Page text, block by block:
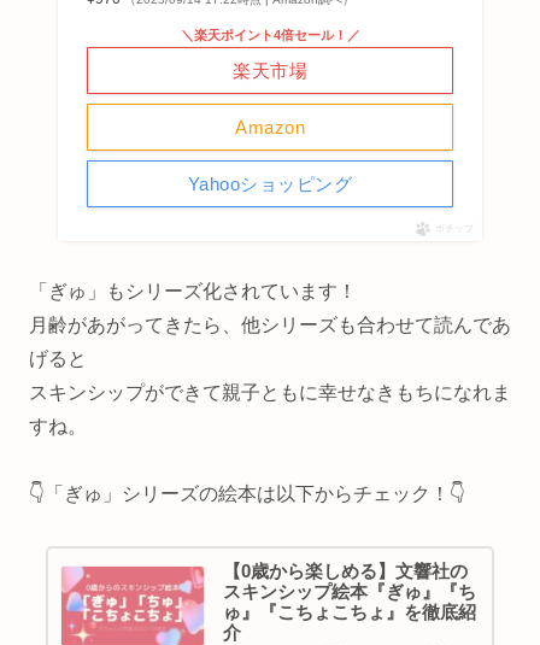
Amazon
＼楽天ポイント4倍セール！／
楽天市場
Yahooショッピング
ポチップ
「ぎゅ」もシリーズ化されています！
月齢があがってきたら、他シリーズも合わせて読んであ
げると
スキンシップができて親子ともに幸せなきもちになれま
すね。
👇️「ぎゅ」シリーズの絵本は以下からチェック！👇️
【0歳から楽しめる】文響社の
スキンシップ絵本『ぎゅ』『ち
ゅ』『こちょこちょ』を徹底紹
介